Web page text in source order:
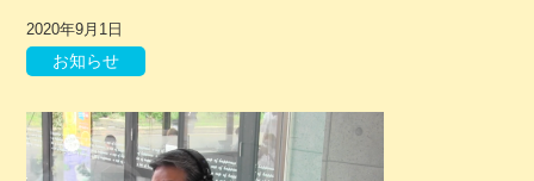
2020年9月1日
お知らせ